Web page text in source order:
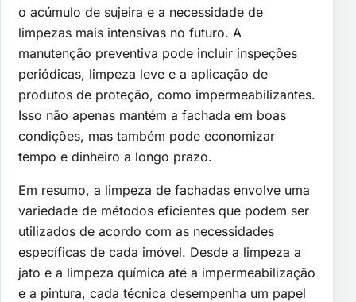
o acúmulo de sujeira e a necessidade de
limpezas mais intensivas no futuro. A
manutenção preventiva pode incluir inspeções
periódicas, limpeza leve e a aplicação de
produtos de proteção, como impermeabilizantes.
Isso não apenas mantém a fachada em boas
condições, mas também pode economizar
tempo e dinheiro a longo prazo.
Em resumo, a limpeza de fachadas envolve uma
variedade de métodos eficientes que podem ser
utilizados de acordo com as necessidades
específicas de cada imóvel. Desde a limpeza a
jato e a limpeza química até a impermeabilização
e a pintura, cada técnica desempenha um papel